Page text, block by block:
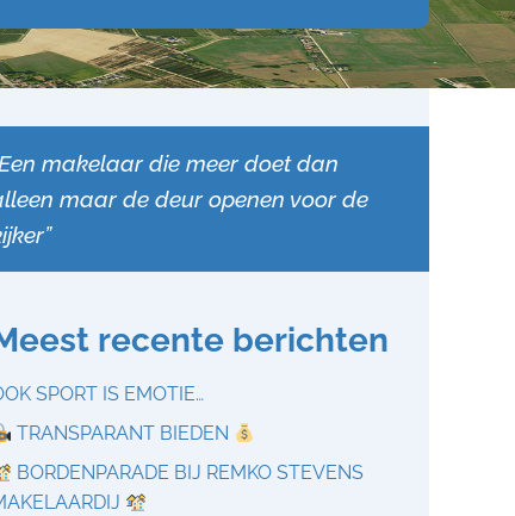
makelaar die meer doet dan
maar de deur openen voor de
recente berichten
SPORT IS EMOTIE…
TRANSPARANT BIEDEN
BORDENPARADE BIJ REMKO STEVENS